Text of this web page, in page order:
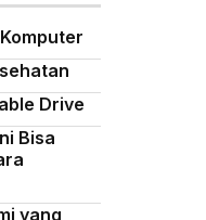
Drive
Bisa
yang